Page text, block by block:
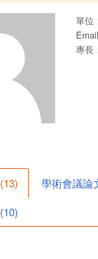
單位
專長
(13) 學術會議論
(10)